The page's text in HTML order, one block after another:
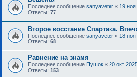
Последнее сообщение sanyaveter « 19 ноя
Ответы: 77
Второе восстание Спартака.
Последнее сообщение sanyaveter « 18 ноя
Ответы: 68
Равнение на знамя
Последнее сообщение Пушок « 20 окт
Ответы: 153